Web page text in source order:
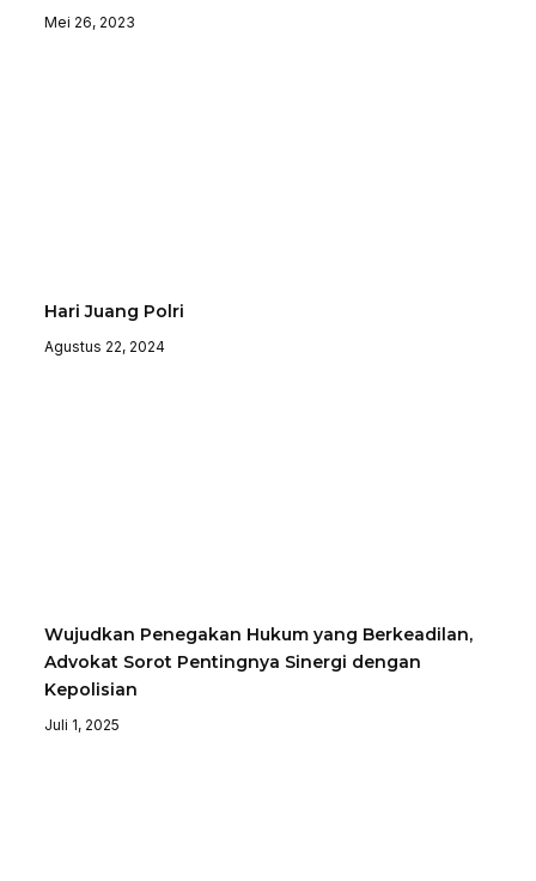
Mei 26, 2023
Hari Juang Polri
Agustus 22, 2024
Wujudkan Penegakan Hukum yang Berkeadilan,
Advokat Sorot Pentingnya Sinergi dengan
Kepolisian
Juli 1, 2025